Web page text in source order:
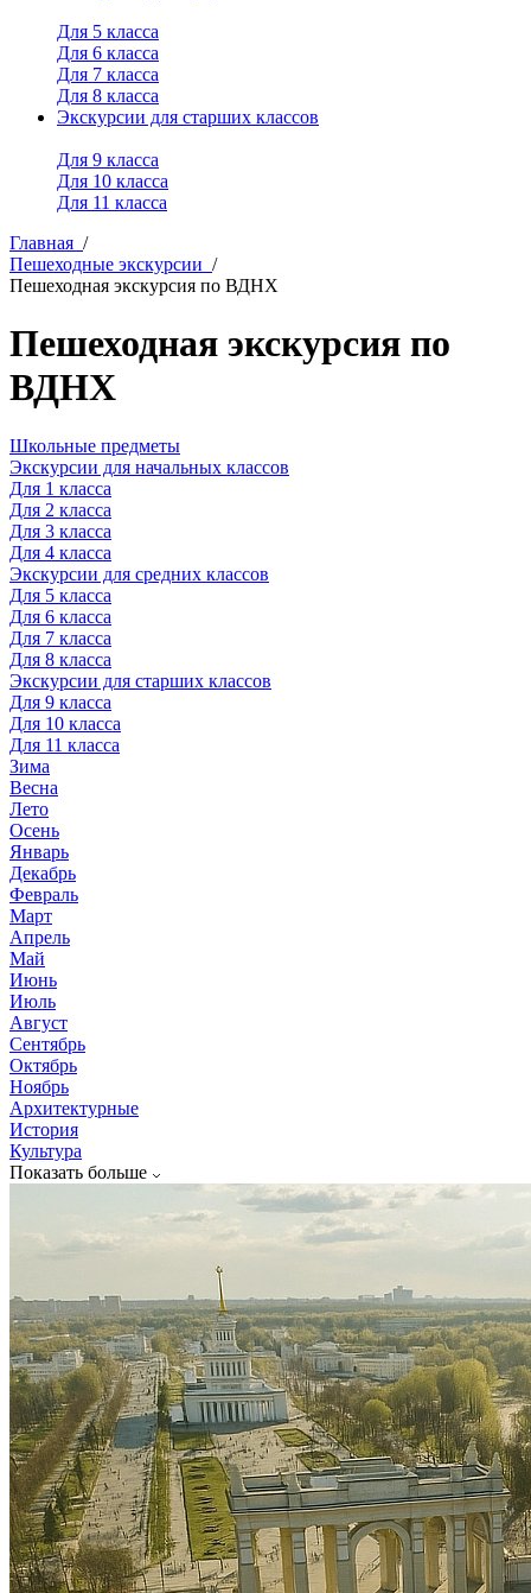
Для 5 класса
Для 6 класса
Для 7 класса
Для 8 класса
Экскурсии для старших классов
Для 9 класса
Для 10 класса
Для 11 класса
Главная /
Пешеходные экскурсии /
Пешеходная экскурсия по ВДНХ
Пешеходная экскурсия по
ВДНХ
Школьные предметы
Экскурсии для начальных классов
Для 1 класса
Для 2 класса
Для 3 класса
Для 4 класса
Экскурсии для средних классов
Для 5 класса
Для 6 класса
Для 7 класса
Для 8 класса
Экскурсии для старших классов
Для 9 класса
Для 10 класса
Для 11 класса
Зима
Весна
Лето
Осень
Январь
Декабрь
Февраль
Март
Апрель
Май
Июнь
Июль
Август
Сентябрь
Октябрь
Ноябрь
Архитектурные
История
Культура
Показать больше